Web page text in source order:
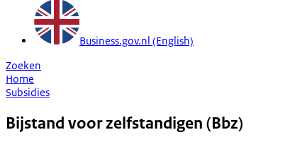
Business.gov.nl (English)
Zoeken
Home
Subsidies
Bijstand voor zelfstandigen (Bbz)